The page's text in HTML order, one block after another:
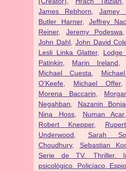
James Rebhorn
Jamey
Butler Harner, Jeffrey
Reiner, Jeremy Podeswa
John Dahl, John David
Lesli Linka Glatter, Lodge
Patinkin
Marin Ireland
Michael Cuesta
O'Keefe
Michael Offer
Morena Baccarin
Negahban
Nazanin
Nina Hoss, Numan Acar
Robert Knepper,
Underwood
Sarah
Choudhury, Sebastian
Serie de TV. Thriller.
psicológico. Policíaco.